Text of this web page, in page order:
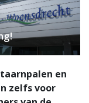
en
zelfs voor